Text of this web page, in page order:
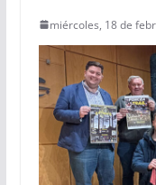
miércoles, 18 de